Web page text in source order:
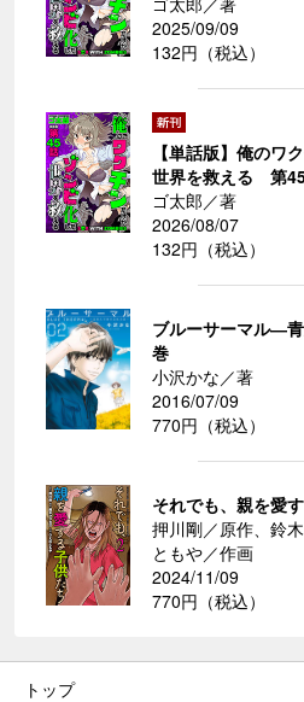
2025/09/09
132円（税込）
【単話版】俺のワ
世界を救える 第
ゴ太郎／著
2026/08/07
132円（税込）
ブルーサーマル―
巻
小沢かな／著
2016/07/09
770円（税込）
それでも、親を愛
押川剛／原作、鈴
ともや／作画
2024/11/09
770円（税込）
トップ